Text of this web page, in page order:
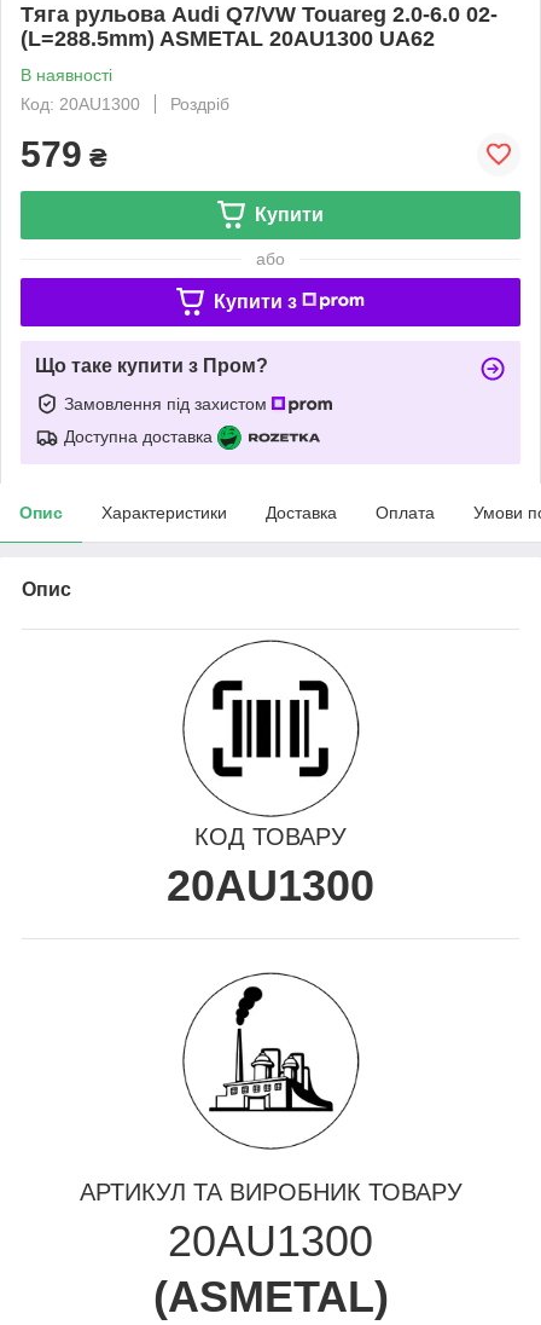
Тяга рульова Audi Q7/VW Touareg 2.0-6.0 02-
(L=288.5mm) ASMETAL 20AU1300 UA62
В наявності
Код: 20AU1300
Роздріб
579 ₴
Купити
або
Купити з
Що таке купити з Пром?
Замовлення під захистом
Доступна доставка
Опис Характеристики Доставка Оплата Умови
Опис
КОД ТОВАРУ
20AU1300
АРТИКУЛ ТА ВИРОБНИК ТОВАРУ
20AU1300
(ASMETAL)